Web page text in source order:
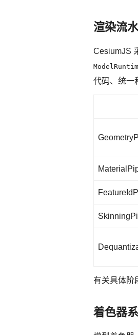
渲染流
CesiumJS
代码、统一
有关具体阶
着色器